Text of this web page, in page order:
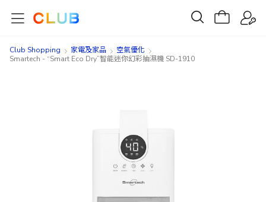
Club Shopping 家電及家品
空氣優化
Smartech - “Smart Eco Dry”智能迷你幻彩抽濕機 SD-1910